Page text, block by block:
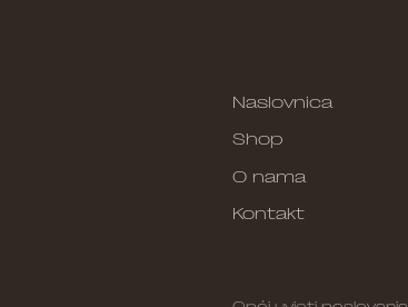
Naslovnica
Shop
O nama
Kontakt